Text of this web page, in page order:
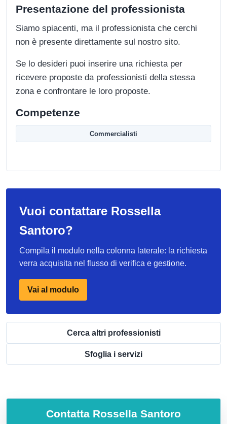
Presentazione del professionista
Siamo spiacenti, ma il professionista che cerchi
non è presente direttamente sul nostro sito.
Se lo desideri puoi inserire una richiesta per
ricevere proposte da professionisti della stessa
zona e confrontare le loro proposte.
Competenze
Commercialisti
Vuoi contattare Rossella
Santoro?
Compila il modulo nella colonna laterale: la richiesta
verra acquisita nel flusso di verifica e gestione.
Vai al modulo
Cerca altri professionisti
Sfoglia i servizi
Contatta Rossella Santoro